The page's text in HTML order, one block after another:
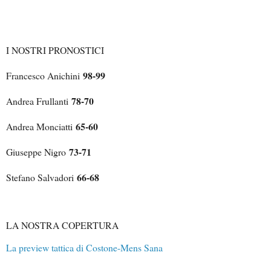
I NOSTRI PRONOSTICI
Francesco Anichini 98-99
Andrea Frullanti 78-70
Andrea Monciatti 65-60
Giuseppe Nigro 73-71
Stefano Salvadori 66-68
LA NOSTRA COPERTURA
La preview tattica di Costone-Mens Sana